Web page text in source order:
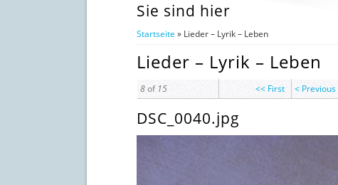
Sie sind hier
Startseite » Lieder – Lyrik – Leben
Lieder – Lyrik – Leben
8of 15 << First < Previous
DSC_0040.jpg